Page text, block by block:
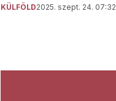
KÜLFÖLD2025. szept. 24. 07:32